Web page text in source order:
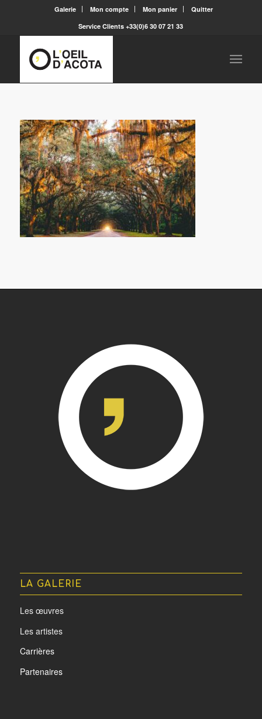
Galerie Mon compte Mon panier
Quitter
Service Clients +33(0)6 30 07 21 33
LA GALERIE
Les œuvres
Les artistes
Carrières
Partenaires